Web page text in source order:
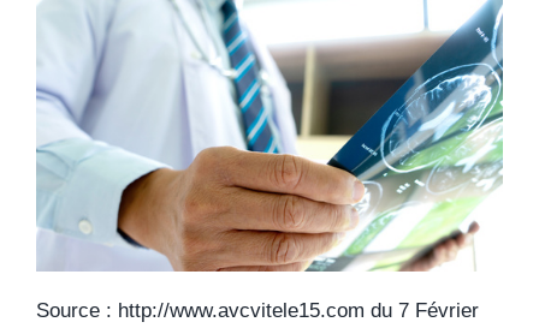
Source : http://www.avcvitele15.com du 7 Février